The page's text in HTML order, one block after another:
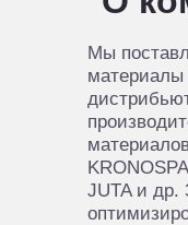
Мы
материалы
JUTA и др.